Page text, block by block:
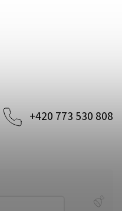
+420 773 530 808